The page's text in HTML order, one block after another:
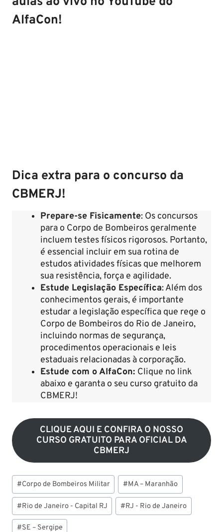
AlfaCon!
Dica extra para o concurso da
CBMERJ!
Prepare-se Fisicamente: Os concursos
para o Corpo de Bombeiros geralmente
incluem testes físicos rigorosos. Portanto,
é essencial incluir em sua rotina de
estudos atividades físicas que melhorem
sua resistência, força e agilidade.
Estude Legislação Específica: Além dos
conhecimentos gerais, é importante
estudar a legislação específica que rege o
Corpo de Bombeiros do Rio de Janeiro,
incluindo normas de segurança,
procedimentos operacionais e leis
estaduais relacionadas à corporação.
Estude com o AlfaCon: Clique no link
abaixo e garanta o seu curso gratuito da
CBMERJ!
CLIQUE AQUI E CONFIRA O NOSSO
CURSO GRATUITO PARA OFICIAL DA
CBMERJ
Tags
do
Post:
#Corpo de Bombeiros Militar #MA – Maranhão
#Rio de Janeiro - Capital RJ #RJ - Rio de Janeiro
#SE – Sergipe